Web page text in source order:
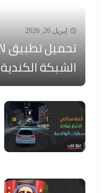
إبريل 26, 2026
الشبكة الكندية